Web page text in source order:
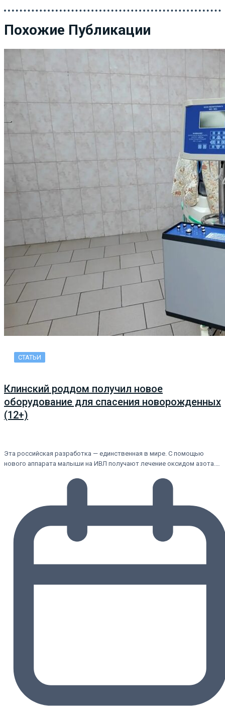
Похожие Публикации
СТАТЬИ
Клинский роддом получил новое
оборудование для спасения новорожденных
(12+)
Эта российская разработка — единственная в мире. С помощью
нового аппарата малыши на ИВЛ получают лечение оксидом азота.…